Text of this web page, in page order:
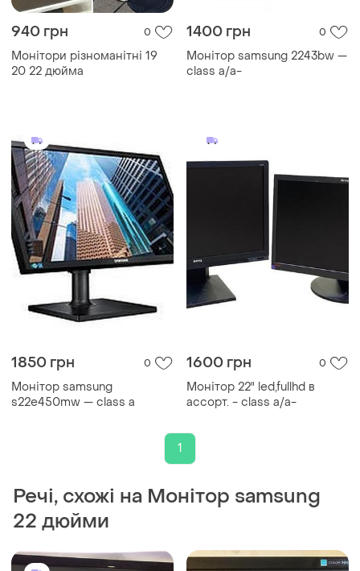
940 грн 0
Монітори різноманітні 19
20 22 дюйма
1400 грн 0
Монітор samsung 2243bw —
class a/a-
1850 грн 0
Монітор samsung
s22e450mw — class a
1600 грн 0
Монітор 22" led,fullhd в
ассорт. - class a/a-
1
Речі, схожі на Монітор samsung
22 дюйми